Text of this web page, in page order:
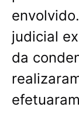
judicial
da